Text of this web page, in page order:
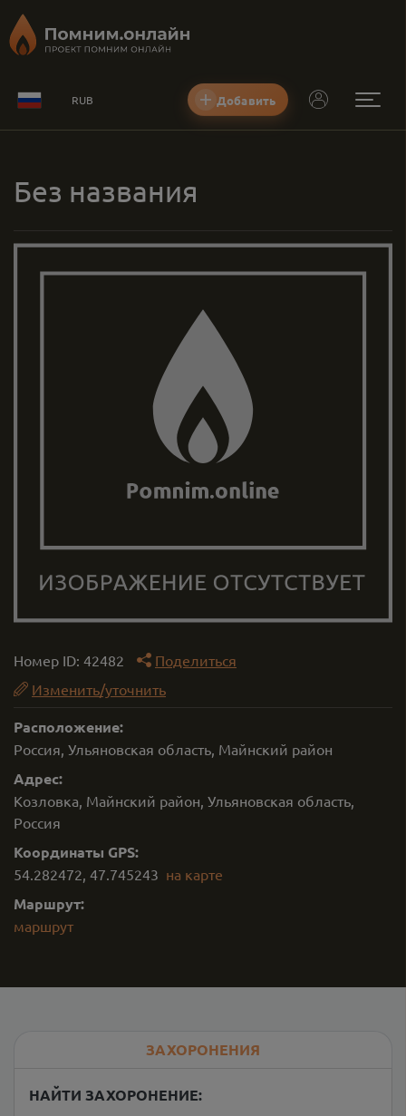
RUB Добавить
Без названия
Номер ID: 42482
Поделиться
Изменить/уточнить
Расположение:
Россия, Ульяновская область, Майнский район
Адрес:
Козловка, Майнский район, Ульяновская область,
Россия
Координаты GPS:
54.282472, 47.745243 на карте
Маршрут:
маршрут
ЗАХОРОНЕНИЯ
НАЙТИ ЗАХОРОНЕНИЕ: